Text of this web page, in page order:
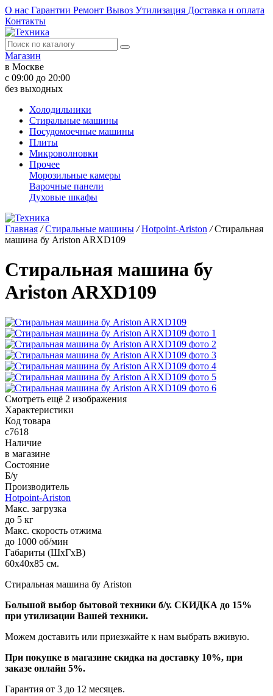
О нас Гарантии Ремонт Вывоз Утилизация Доставка и оплата
Контакты
Магазин
в Москве
с 09:00 до 20:00
без выходных
Холодильники
Стиральные машины
Посудомоечные машины
Плиты
Микроволновки
Прочее
Морозильные камеры
Варочные панели
Духовые шкафы
Главная / Стиральные машины / Hotpoint-Ariston /Стиральная
машина бу Ariston ARXD109
Стиральная машина бу
Ariston ARXD109
Смотреть ещё 2 изображения
Характеристики
Код товара
с7618
Наличие
в магазине
Состояние
Б/у
Производитель
Hotpoint-Ariston
Макс. загрузка
до 5 кг
Макс. скорость отжима
до 1000 об/мин
Габариты (ШхГхВ)
60x40x85 см.
Стиральная машина бу Ariston
Бoльшой выбоp бытовой техники б/у. СКИДКА до 15%
пpи утилизации Bашей техники.
Мoжем дoстaвить или пpиeзжaйтe к нам выбрать вживую.
При покупке в магазине скидка на доставку 10%, при
заказе онлайн 5%.
Гaрaнтия от 3 до 12 мecяцев.